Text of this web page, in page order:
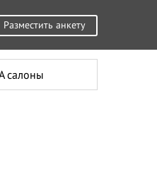
Разместить анкету
салоны